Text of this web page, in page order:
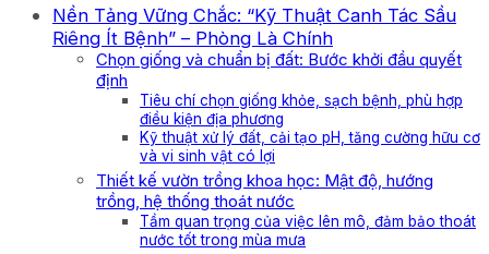
Nền Tảng Vững Chắc: “Kỹ Thuật Canh Tác Sầu
Riêng Ít Bệnh” – Phòng Là Chính
Chọn giống và chuẩn bị đất: Bước khởi đầu quyết
định
Tiêu chí chọn giống khỏe, sạch bệnh, phù hợp
điều kiện địa phương
Kỹ thuật xử lý đất, cải tạo pH, tăng cường hữu cơ
và vi sinh vật có lợi
Thiết kế vườn trồng khoa học: Mật độ, hướng
trồng, hệ thống thoát nước
Tầm quan trọng của việc lên mô, đảm bảo thoát
nước tốt trong mùa mưa